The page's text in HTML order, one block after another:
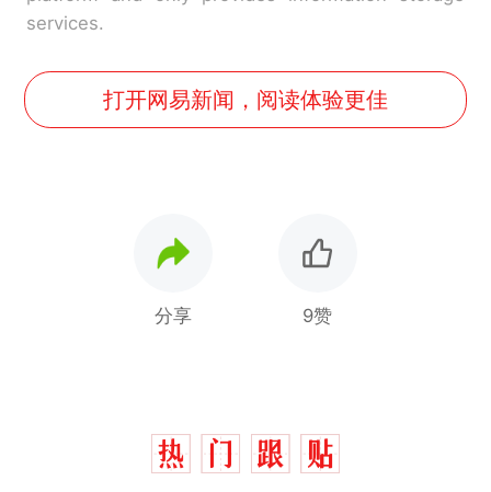
services.
打开网易新闻，阅读体验更佳
分享 9赞